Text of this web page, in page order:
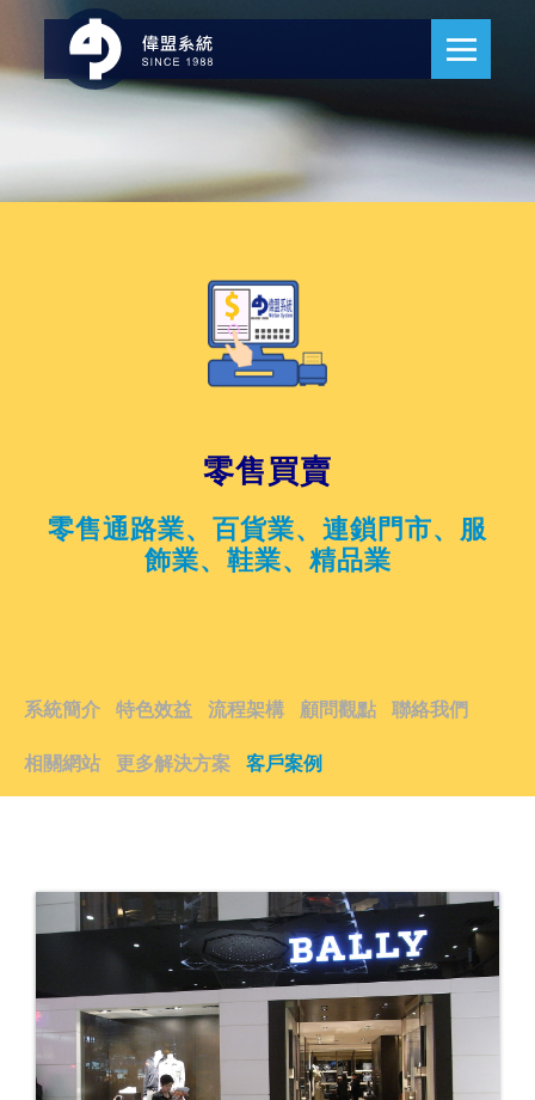
零售買賣
零售通路業、百貨業、連鎖門市、服
飾業、鞋業、精品業
系統簡介 特色效益 流程架構 顧問觀點 聯絡我們
相關網站
更多解決方案 客戶案例